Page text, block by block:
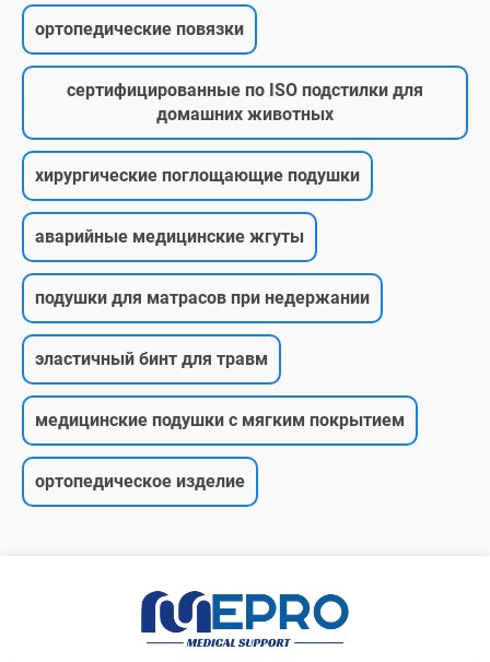
ортопедические повязки
сертифицированные по ISO подстилки для
домашних животных
хирургические поглощающие подушки
аварийные медицинские жгуты
подушки для матрасов при недержании
эластичный бинт для травм
медицинские подушки с мягким покрытием
ортопедическое изделие